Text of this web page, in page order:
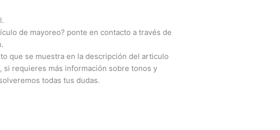
de mayoreo? ponte en contacto a través de
que se muestra en la descripción del articulo
si requieres más información sobre tonos y
todas tus dudas.